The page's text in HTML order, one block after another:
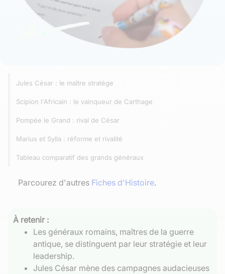
Jules César : le maître stratège
Scipion l'Africain : le vainqueur de Carthage
Pompée le Grand : rival de César
Marius et Sylla : réforme et rivalité
Tableau comparatif des grands généraux
Parcourez d'autres Fiches d'Histoire.
À retenir :
Les généraux romains, maîtres de la guerre
antique, se distinguent par leur stratégie et leur
leadership.
Jules César mène des campagnes audacieuses